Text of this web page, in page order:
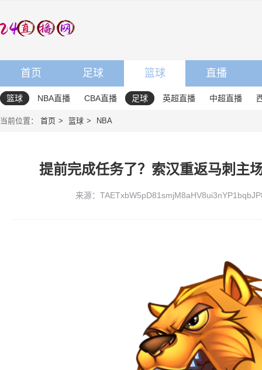
首页 足球 篮球 直播
篮球 NBA直播 CBA直播 足球 英超直播 中超直播
当前位置： 首页 篮球 NBA
提前完成任务了？索汉重返马刺主
来源：